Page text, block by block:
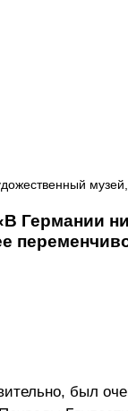
Германии
был